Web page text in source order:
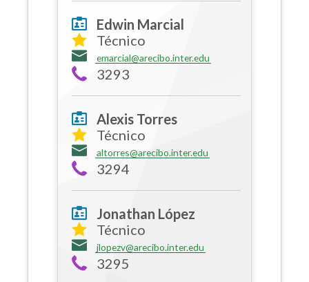
Edwin Marcial
Técnico
emarcial@arecibo.inter.edu
3293
Alexis Torres
Técnico
altorres@arecibo.inter.edu
3294
Jonathan López
Técnico
jlopezv@arecibo.inter.edu
3295